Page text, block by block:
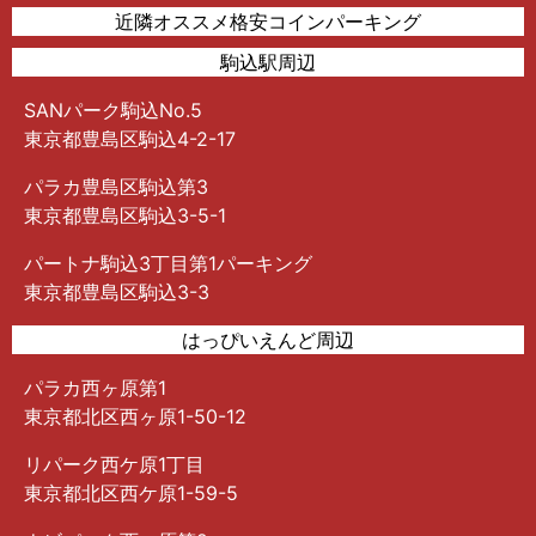
近隣オススメ格安コインパーキング
駒込駅周辺
SANパーク駒込No.5
東京都豊島区駒込4-2-17
パラカ豊島区駒込第3
東京都豊島区駒込3-5-1
パートナ駒込3丁目第1パーキング
東京都豊島区駒込3-3
はっぴいえんど周辺
パラカ西ヶ原第1
東京都北区西ヶ原1-50-12
リパーク西ケ原1丁目
東京都北区西ケ原1-59-5